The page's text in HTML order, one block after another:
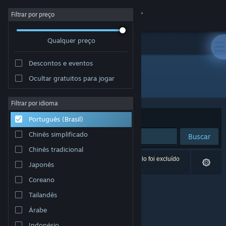
Iniciar sessão
Sobre
Suporte
Alterar idioma
Baixe o aplicativo móvel do Steam
Ver versão para computadores
Filtrar por preço
Qualquer preço
Descontos e eventos
Ocultar gratuitos para jogar
Filtrar por idioma
Português (Brasil)
Chinês simplificado
Chinês tradicional
Japonês
Coreano
Tailandês
Árabe
Desenvolvedor: Quantum Soup Studios
Ordenar por Relevância
Buscar
0 resultados correspondem à sua busca. Um título foi excluído
de acordo com as suas preferências.